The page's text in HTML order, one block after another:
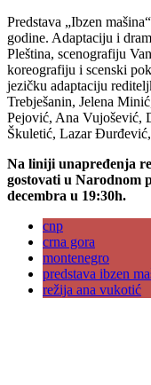
Predstava „Ibzen
godine. Adaptaciju i
Pleština, scenografiju
koreografiju i scenski
jezičku adaptaciju
Trebješanin, Jelena
Pejović, Ana Vujošević,
Škuletić, Lazar
Na liniji unapređenja
gostovati u Narodnom
decembra u 19:30h.
cnp
crna gora
montenegro
predstava ibzen
režija ana vukotić